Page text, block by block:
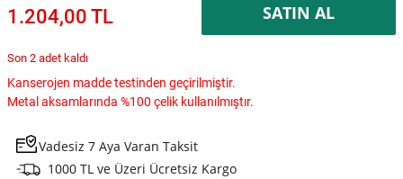
1.204,00 TL SATIN AL
Son 2 adet kaldı
Kanserojen madde testinden geçirilmiştir.
Metal aksamlarında %100 çelik kullanılmıştır.
Vadesiz 7 Aya Varan Taksit
1000 TL ve Üzeri Ücretsiz Kargo